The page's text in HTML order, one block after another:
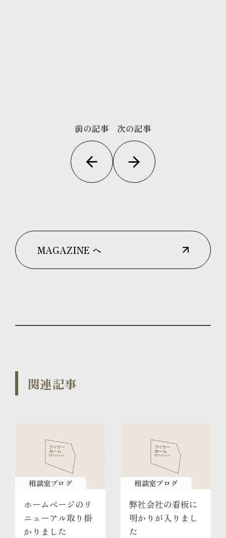
前の記事 次の記事
MAGAZINE へ
関連記事
相談室ブログ
ホームページのリ
ニューアル取り掛
かりました
相談室ブログ
弊社会社の看板に
明かりが入りまし
た